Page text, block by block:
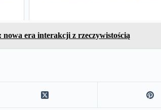
nowa era interakcji z rzeczywistością